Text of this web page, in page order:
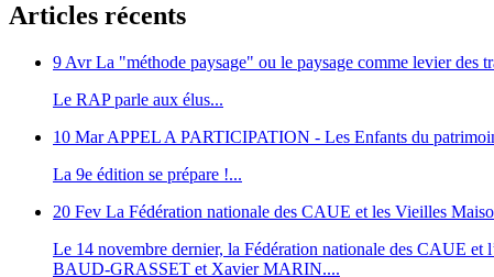
Articles récents
9 Avr La "méthode paysage" ou le paysage comme levier des
Le RAP parle aux élus...
10 Mar APPEL A PARTICIPATION - Les Enfants du
La 9e édition se prépare !...
20 Fev La Fédération nationale des CAUE et les Vieilles
Le 14 novembre dernier, la Fédération nationale des CAUE et
BAUD-GRASSET et Xavier MARIN....